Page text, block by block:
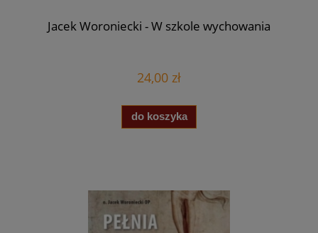
Jacek Woroniecki - W szkole wychowania
24,00 zł
do koszyka